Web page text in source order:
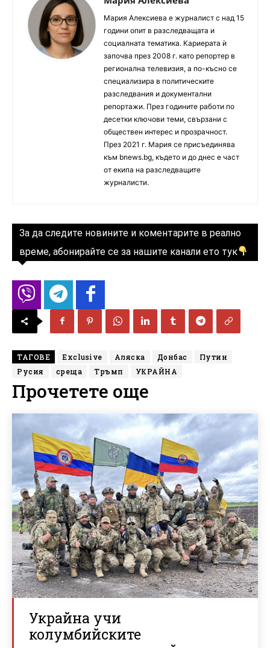
Мария Алексиева е журналист с над 15
години опит в разследващата и
социалната тематика. Кариерата ѝ
започва през 2008 г. като репортер в
регионална телевизия, а по-късно се
специализира в политическите
разследвания и документални
репортажи. През годините работи по
десетки ключови теми, свързани с
обществен интерес и прозрачност.
През 2021 г. Мария се присъединява
към bnews.bg, където и до днес е част
от екипа на разследващите
журналисти.
За да следите новините и коментарите в реално
време, абонирайте се за нашите канали ето тук
ТАГОВЕ Exclusive Аляска Донбас
Путин
Русия
среща Тръмп УКРАЙНА
Прочетете още
Украйна учи
колумбийските